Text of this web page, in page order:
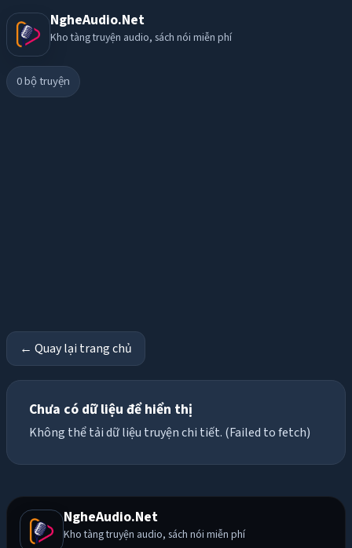
NgheAudio.Net
Kho tàng truyện audio, sách nói miễn phí
0bộ truyện
← Quay lại trang chủ
Chưa có dữ liệu để hiển thị
Không thể tải dữ liệu truyện chi tiết. (Failed to fetch)
NgheAudio.Net
Kho tàng truyện audio, sách nói miễn phí